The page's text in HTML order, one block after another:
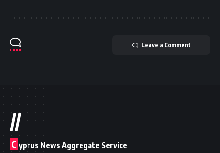
Leave a Comment
//
C yprus News Aggregate Service